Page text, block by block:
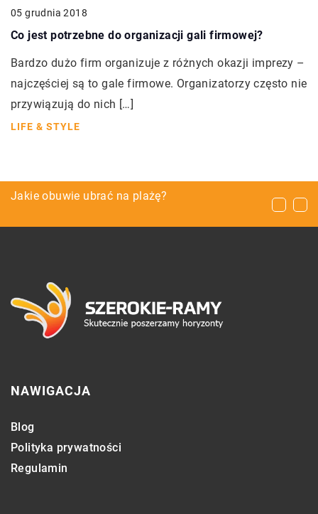
05 grudnia 2018
Co jest potrzebne do organizacji gali firmowej?
Bardzo dużo firm organizuje z różnych okazji imprezy –
najczęściej są to gale firmowe. Organizatorzy często nie
przywiązują do nich […]
LIFE & STYLE
Jakie pojazdy trzeba złomować?
Jakie obuwie ubrać na plażę?
Czy dzieci również mogą przyjmować
NAWIGACJA
Blog
Polityka prywatności
Regulamin